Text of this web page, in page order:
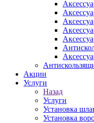
Акции
Услуги
Назад
Услуги
Установка
Установка